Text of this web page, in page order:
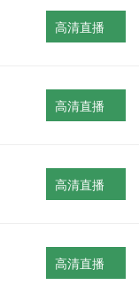
高清直播
高清直播
高清直播
高清直播